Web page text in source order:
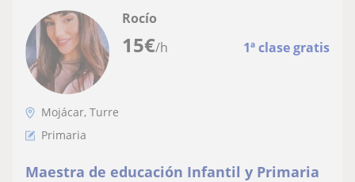
15€/h 1ª clase gratis
Rocío
Mojácar, Turre
Primaria
Maestra de educación Infantil y Primaria